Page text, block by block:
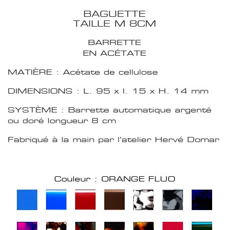
BAGUETTE
TAILLE M 8CM
BARRETTE
EN ACÉTATE
MATIÈRE : Acétate de cellulose
DIMENSIONS : L. 95 x l. 15 x H. 14 mm
SYSTÈME : Barrette automatique argenté
ou doré longueur 8 cm
Fabriqué à la main par l'atelier Hervé Domar
Couleur : ORANGE FLUO